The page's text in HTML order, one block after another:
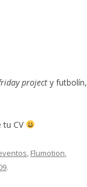
project y futbolín,
tu CV
, Flumotion,
.